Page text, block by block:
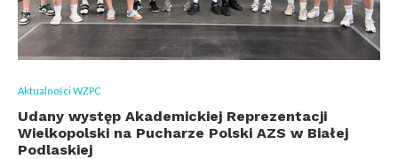
Aktualności WZPC
Udany występ Akademickiej Reprezentacji
Wielkopolski na Pucharze Polski AZS w Białej
Podlaskiej